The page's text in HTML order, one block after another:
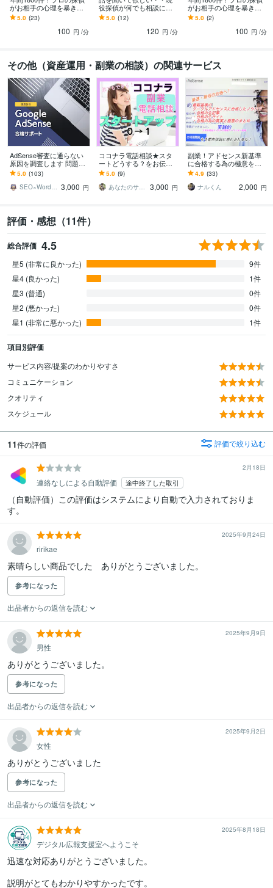
がお相手の心理を暴きま
す 片想い・浮気・喧嘩・
音信不通…どんなケース
5.0 (23)
100 円 /分
役探偵が何でも相談に乗
ります 相談実績1800件越
えの現役探偵が、あなた
の話に寄り添います
5.0 (12)
120 円 /分
がお相手の心理を暴きま
す 片想い・浮気・喧嘩・
音信不通…どんなケース
5.0 (2)
100 円 /分
その他（資産運用・副業の相談）の関連サービス
AdSense審査に通らない
原因を調査します 問題
点・改善点をすべて洗い
出して動画で改善方法を
アドバイス
5.0 (103)
SEO×WordPressエンジニア瀬尾 3,000 円
ココナラ電話相談★スタ
ートどうする？をお伝え
します 4ヶ月でプラチナラ
ンクになった私が手がけ
るべき流れを共有
5.0 (9)
あなたのサポーター⭐えみ
3,000 円
副業！アドセンス新基準
に合格する為の極意を教
えます Google審査に合格
した生記事・サイトと審
査の真実を提供！
4.9 (33)
ナルくん
2,000 円
評価・感想（11件）
総合評価 4.5
星5 (非常に良かった)
9件
星4 (良かった)
1件
星3 (普通)
0件
星2 (悪かった)
0件
星1 (非常に悪かった)
1件
項目別評価
サービス内容/提案のわかりやすさ
コミュニケーション
クオリティ
スケジュール
11件の評価 評価で絞り込む
2月18日
連絡なしによる自動評価 途中終了した取引
（自動評価）この評価はシステムにより自動で入力されておりま
す。
2025年9月24日
ririkae
素晴らしい商品でした　ありがとうございました。
参考になった
出品者からの返信を読む
2025年9月9日
男性
ありがとうございました。
参考になった
出品者からの返信を読む
2025年9月2日
女性
ありがとうございました
参考になった
出品者からの返信を読む
2025年8月18日
デジタル広報支援室へようこそ
迅速な対応ありがとうございました。
説明がとてもわかりやすかったです。